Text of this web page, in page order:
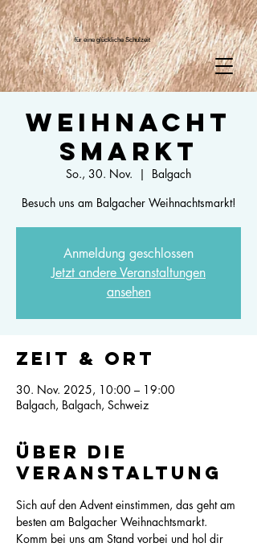
für eine glückliche Schulzeit
Weihnacht
smarkt
So., 30. Nov.
  |
Balgach
Besuch uns am Balgacher Weihnachtsmarkt!
Anmeldung geschlossen
Jetzt andere Veranstaltungen
ansehen
Zeit & Ort
30. Nov. 2025, 10:00 – 19:00
Balgach, Balgach, Schweiz
Über die
Veranstaltung
Sich auf den Advent einstimmen, das geht am
besten am Balgacher Weihnachtsmarkt.
Komm bei uns am Stand vorbei und hol dir